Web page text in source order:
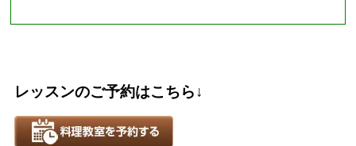
レッスンのご予約はこちら↓